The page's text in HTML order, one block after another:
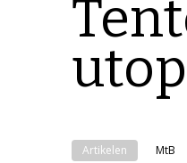
Artikelen MtB